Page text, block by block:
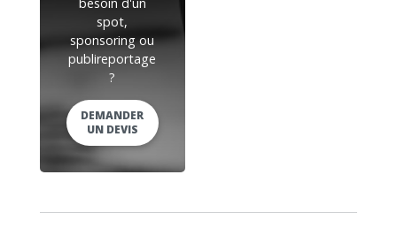
spot,
sponsoring ou
publireportage
?
DEMANDER
UN DEVIS